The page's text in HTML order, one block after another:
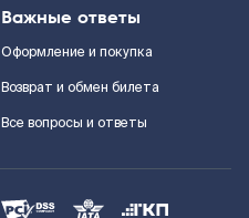
Важные ответы
Оформление и покупка
Возврат и обмен билета
Все вопросы и ответы